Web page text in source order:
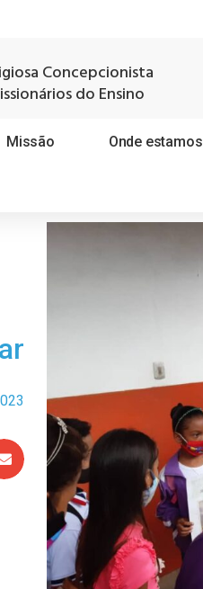
Concepcionista
do Ensino
Missão Onde estamos